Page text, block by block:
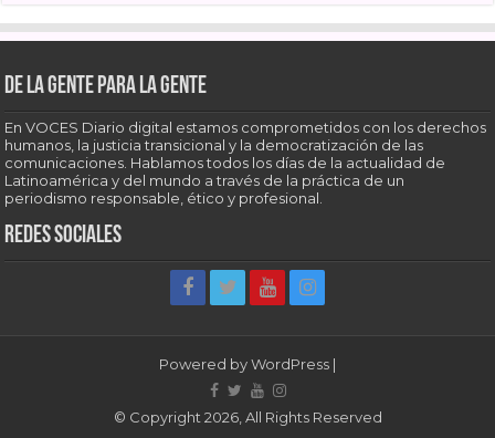
De la gente para la gente
En VOCES Diario digital estamos comprometidos con los derechos
humanos, la justicia transicional y la democratización de las
comunicaciones. Hablamos todos los días de la actualidad de
Latinoamérica y del mundo a través de la práctica de un
periodismo responsable, ético y profesional.
Redes sociales
Powered byWordPress |
© Copyright 2026, All Rights Reserved